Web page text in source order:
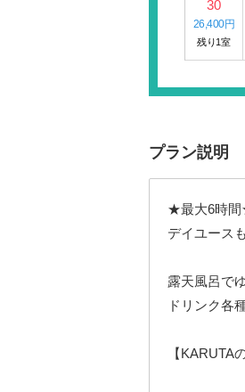
30
26,400円
残り1室
プラン説明
★最大6時
デイユース
露天風呂で
ドリンク各
【KARUTA